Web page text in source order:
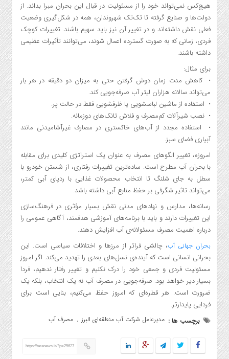
هیچ‌کس نمی‌تواند خود را از مسئولیت در قبال این بحران مبرا بداند. از
دولت‌ها و صنایع گرفته تا تک‌تک شهروندان، همه در شکل‌گیری وضعیت
فعلی نقش داشته‌اند و در تغییر آن نیز باید سهیم باشند. تغییرات کوچک
فردی، زمانی که به صورت گسترده اعمال شوند، می‌توانند تأثیرات عظیمی
داشته باشند.
برای مثال:
• کاهش مدت زمان دوش گرفتن حتی به میزان دو دقیقه در هر بار
می‌تواند سالانه هزاران لیتر آب صرفه‌جویی کند.
• استفاده از ماشین لباسشویی یا ظرفشویی فقط در حالت پر.
• نصب شیرآلات کم‌مصرف و فلاش تانک‌های دوزمانه.
• استفاده مجدد از آب‌های خاکستری در مصارف غیرآشامیدنی مانند
آبیاری فضای سبز.
امروزه، تغییر الگوهای مصرف به عنوان یک استراتژی کلیدی برای مقابله
با بحران آب مطرح است. ساده‌ترین تغییرات رفتاری، از شستن خودرو با
سطل به جای شلنگ تا انتخاب محصولات غذایی با ردپای آبی کمتر،
می‌تواند تاثیر شگرفی بر حفظ منابع آبی داشته باشد.
رسانه‌ها، مدارس و نهادهای مدنی نقش بسیار مؤثری در فرهنگ‌سازی
این تغییرات دارند و باید با برنامه‌های آموزشی هدفمند، آگاهی عمومی را
درباره اهمیت مصرف مسئولانه‌ی آب افزایش دهند.
بحران جهانی آب، چالشی فراتر از مرزها و اختلافات سیاسی است. این
بحرانی انسانی است که آینده‌ی نسل‌های بعدی را تهدید می‌کند. اگر امروز
مسئولیت فردی و جمعی خود را درک نکنیم و تغییر رفتار ندهیم، فردا
بسیار دیر خواهد بود. صرفه‌جویی در مصرف آب نه یک انتخاب، بلکه یک
ضرورت است. هر قطره‌ای که امروز حفظ می‌کنیم، بنایی است برای
فردایی پایدارتر.
برچسب ها : مدیرعامل شرکت آب منطقه‌ای البرز , مصرف آب
https://taranews.ir/?p=25627